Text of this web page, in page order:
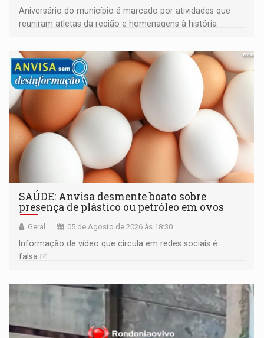
Aniversário do município é marcado por atividades que
reuniram atletas da região e homenagens à história
SAÚDE: Anvisa desmente boato sobre
presença de plástico ou petróleo em ovos
Geral 05 de Agosto de 2026 às 18:30
Informação de vídeo que circula em redes sociais é
falsa